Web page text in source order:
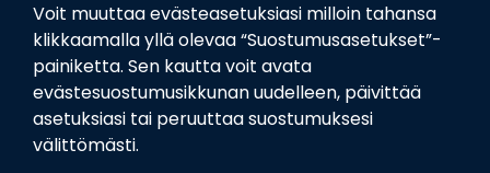
Voit muuttaa evästeasetuksiasi milloin tahansa
klikkaamalla yllä olevaa “Suostumusasetukset”-
painiketta. Sen kautta voit avata
evästesuostumusikkunan uudelleen, päivittää
asetuksiasi tai peruuttaa suostumuksesi
välittömästi.